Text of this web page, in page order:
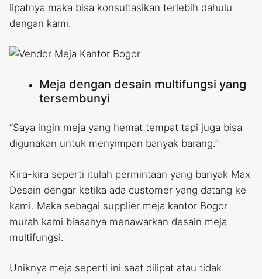
lipatnya maka bisa konsultasikan terlebih dahulu
dengan kami.
Meja dengan desain multifungsi yang
tersembunyi
“Saya ingin meja yang hemat tempat tapi juga bisa
digunakan untuk menyimpan banyak barang.”
Kira-kira seperti itulah permintaan yang banyak Max
Desain dengar ketika ada customer yang datang ke
kami. Maka sebagai supplier meja kantor Bogor
murah kami biasanya menawarkan desain meja
multifungsi.
Uniknya meja seperti ini saat dilipat atau tidak